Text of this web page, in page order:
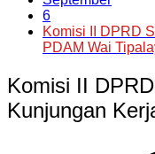
6
Komisi II DPRD
PDAM Wai
Komisi II
Kunjungan